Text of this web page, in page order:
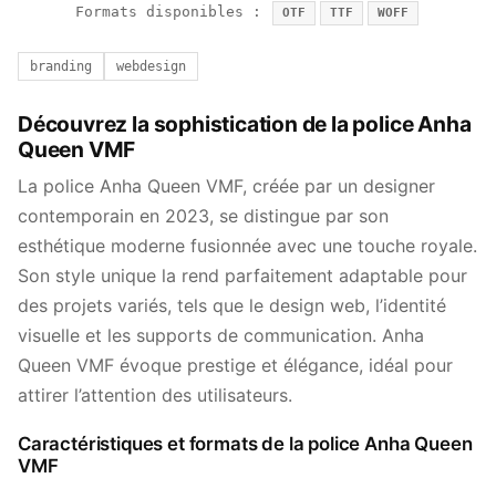
Formats disponibles : OTF TTF WOFF
branding webdesign
Découvrez la sophistication de la police Anha
Queen VMF
La police Anha Queen VMF, créée par un designer
contemporain en 2023, se distingue par son
esthétique moderne fusionnée avec une touche royale.
Son style unique la rend parfaitement adaptable pour
des projets variés, tels que le design web, l’identité
visuelle et les supports de communication. Anha
Queen VMF évoque prestige et élégance, idéal pour
attirer l’attention des utilisateurs.
Caractéristiques et formats de la police Anha Queen
VMF